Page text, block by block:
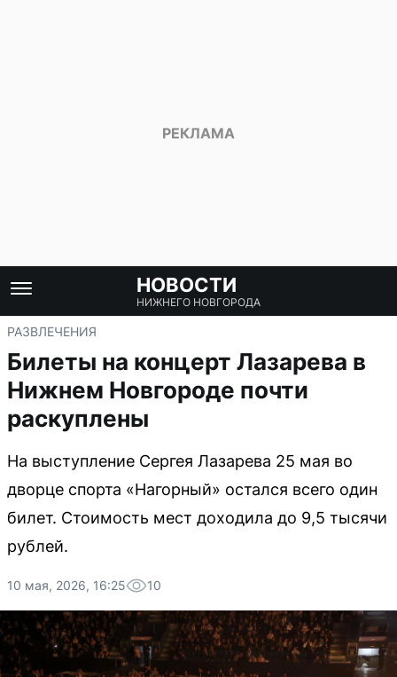
НОВОСТИ
НИЖНЕГО НОВГОРОДА
РАЗВЛЕЧЕНИЯ
Билеты на концерт Лазарева в
Нижнем Новгороде почти
раскуплены
На выступление Сергея Лазарева 25 мая во
дворце спорта «Нагорный» остался всего один
билет. Стоимость мест доходила до 9,5 тысячи
рублей.
10 мая, 2026, 16:25 10